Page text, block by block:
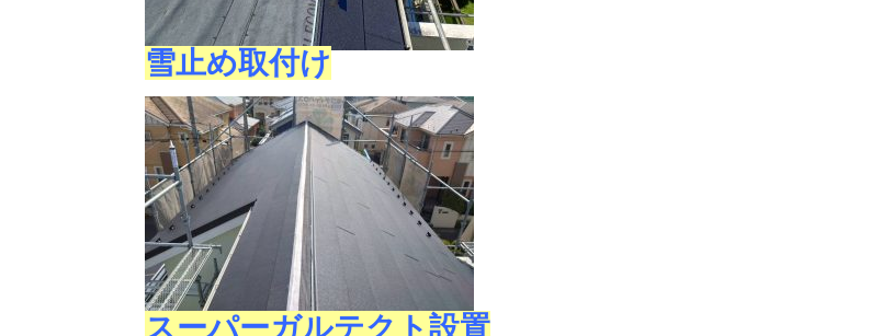
雪止め取付け
スーパーガルテクト設置